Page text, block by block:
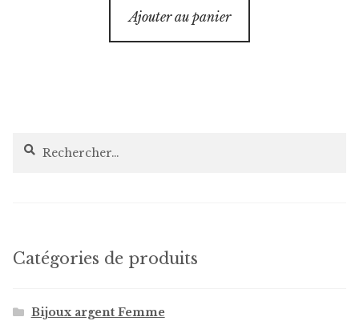
Ajouter au panier
Rechercher :
Catégories de produits
Bijoux argent Femme